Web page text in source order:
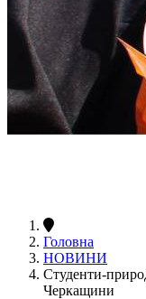
Головна
НОВИНИ
Студенти-
Черкащини